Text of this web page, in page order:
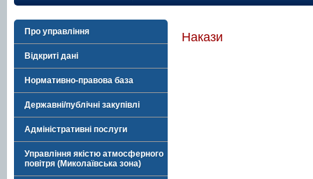
Про управління
Відкриті дані
Нормативно-правова база
Державні/публічні закупівлі
Адміністративні послуги
Управління якістю атмосферного
повітря (Миколаївська зона)
Накази